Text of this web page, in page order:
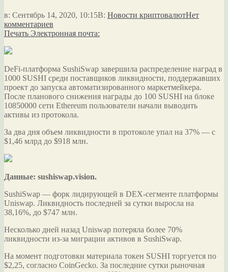
в: Сентябрь 14, 2020, 10:15В: Новости криптовалютНет
комментариев
Печать Электронная почта:
DeFi-платформа SushiSwap завершила распределение наград в
1000 SUSHI среди поставщиков ликвидности, поддержавших
проект до запуска автоматизированного маркетмейкера.
После планового снижения награды до 100 SUSHI на блоке
10850000 сети Ethereum пользователи начали выводить
активы из протокола.
За два дня объем ликвидности в протоколе упал на 37% — с
$1,46 млрд до $918 млн.
Данные: sushiswap.vision.
SushiSwap — форк лидирующей в DEX-сегменте платформы
Uniswap. Ликвидность последней за сутки выросла на
38,16%, до $747 млн.
Несколько дней назад Uniswap потеряла более 70%
ликвидности из-за миграции активов в SushiSwap.
На момент подготовки материала токен SUSHI торгуется по
$2,25, согласно CoinGecko. За последние сутки рыночная